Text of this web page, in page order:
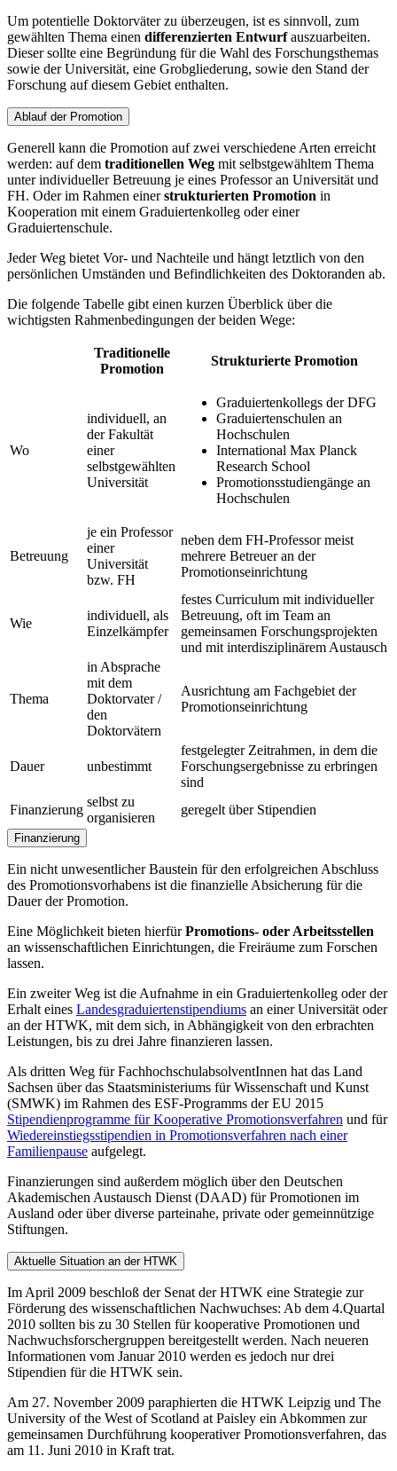
Um potentielle Doktorväter zu überzeugen, ist es sinnvoll, zum
gewählten Thema einen differenzierten Entwurfauszuarbeiten.
Dieser sollte eine Begründung für die Wahl des Forschungsthemas
sowie der Universität, eine Grobgliederung, sowie den Stand der
Forschung auf diesem Gebiet enthalten.
Ablauf der Promotion
Generell kann die Promotion auf zwei verschiedene Arten erreicht
werden: auf dem traditionellen Weg mit selbstgewähltem Thema
unter individueller Betreuung je eines Professor an Universität und
FH. Oder im Rahmen einerstrukturierten Promotion in
Kooperation mit einem Graduiertenkolleg oder einer
Graduiertenschule.
Jeder Weg bietet Vor- und Nachteile und hängt letztlich von den
persönlichen Umständen und Befindlichkeiten des Doktoranden ab.
Die folgende Tabelle gibt einen kurzen Überblick über die
wichtigsten Rahmenbedingungen der beiden Wege:
Traditionelle
Promotion
Strukturierte Promotion
Wo
individuell, an
der Fakultät
einer
selbstgewählten
Universität
Graduiertenkollegs der DFG
Graduiertenschulen an
Hochschulen
International Max Planck
Research School
Promotionsstudiengänge an
Hochschulen
Betreuung
je ein Professor
einer
Universität
bzw. FH
neben dem FH-Professor meist
mehrere Betreuer an der
Promotionseinrichtung
Wie
individuell, als
Einzelkämpfer
festes Curriculum mit individueller
Betreuung, oft im Team an
gemeinsamen Forschungsprojekten
und mit interdisziplinärem Austausch
Thema
in Absprache
mit dem
Doktorvater /
den
Doktorvätern
Ausrichtung am Fachgebiet der
Promotionseinrichtung
Dauer unbestimmt
festgelegter Zeitrahmen, in dem die
Forschungsergebnisse zu erbringen
sind
Finanzierung
selbst zu
organisieren
geregelt über Stipendien
Finanzierung
Ein nicht unwesentlicher Baustein für den erfolgreichen Abschluss
des Promotionsvorhabens ist die finanzielle Absicherung für die
Dauer der Promotion.
Eine Möglichkeit bieten hierfürPromotions- oder Arbeitsstellen
an wissenschaftlichen Einrichtungen, die Freiräume zum Forschen
lassen.
Ein zweiter Weg ist die Aufnahme in ein Graduiertenkolleg oder der
Erhalt eines Landesgraduiertenstipendiums an einer Universität oder
an der HTWK, mit dem sich, in Abhängigkeit von den erbrachten
Leistungen, bis zu drei Jahre finanzieren lassen.
Als dritten Weg für FachhochschulabsolventInnen hat das Land
Sachsen über das Staatsministeriums für Wissenschaft und Kunst
(SMWK) im Rahmen des ESF-Programms der EU 2015
Stipendienprogramme für Kooperative Promotionsverfahren und für
Wiedereinstiegsstipendien in Promotionsverfahren nach einer
Familienpause aufgelegt.
Finanzierungen sind außerdem möglich über den Deutschen
Akademischen Austausch Dienst (DAAD) für Promotionen im
Ausland oder über diverse parteinahe, private oder gemeinnützige
Stiftungen.
Aktuelle Situation an der HTWK
Im April 2009 beschloß der Senat der HTWK eine Strategie zur
Förderung des wissenschaftlichen Nachwuch­ses: Ab dem 4.Quartal
2010 sollten bis zu 30 Stellen für kooperative Promotionen und
Nachwuchsforschergruppen bereitgestellt werden. Nach neueren
Informationen vom Januar 2010 werden es jedoch nur drei
Stipendien für die HTWK sein.
Am 27. November 2009 paraphierten die HTWK Leipzig und The
University of the West of Scotland at Paisley ein Abkommen zur
gemeinsamen Durchführung kooperativer Promotionsverfahren, das
am 11. Juni 2010 in Kraft trat.